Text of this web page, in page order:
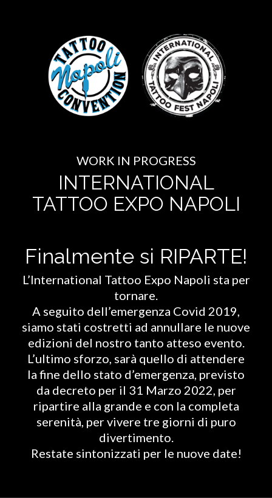
WORK IN PROGRESS
INTERNATIONAL
TATTOO EXPO NAPOLI
Finalmente si RIPARTE!
L’International Tattoo Expo Napoli sta per
tornare.
A seguito dell’emergenza Covid 2019,
siamo stati costretti ad annullare le nuove
edizioni del nostro tanto atteso evento.
L’ultimo sforzo, sarà quello di attendere
la fine dello stato d’emergenza, previsto
da decreto per il 31 Marzo 2022, per
ripartire alla grande e con la completa
serenità, per vivere tre giorni di puro
divertimento.
Restate sintonizzati per le nuove date!